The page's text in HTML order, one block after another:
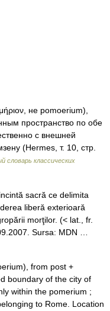
не pomoerium),
пространство по обе
с внешней
(Hermes, т. 10, стр.
словарь классических
sacră ce delimita
liberă exterioară
morţilor. (< lat., fr.
Sursa: MDN …
from post +
boundary of the city of
within the pomerium ;
to Rome. Location